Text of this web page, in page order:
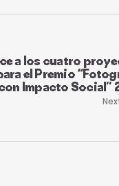
a los cuatro
el Premio
Impacto Social”